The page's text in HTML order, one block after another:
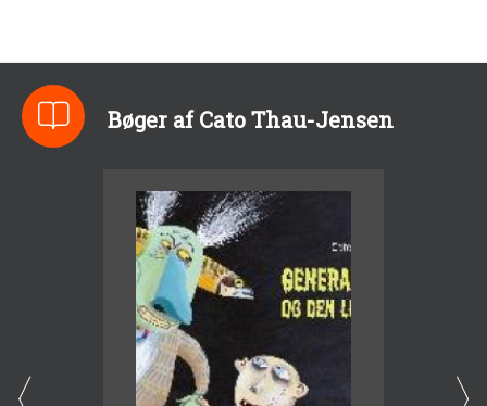
Bøger af Cato Thau-Jensen